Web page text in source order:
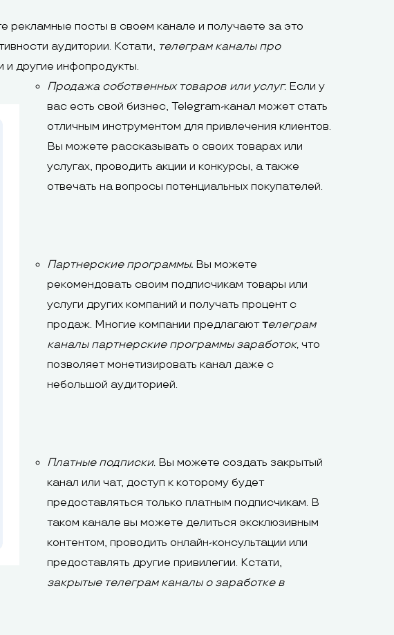
посты в своем канале и получаете за это
аудитории. Кстати, телеграм каналы про
и другие инфопродукты.
Продажа собственных товаров или услуг. Если у
вас есть свой бизнес, Telegram-канал может стать
отличным инструментом для привлечения клиентов.
Вы можете рассказывать о своих товарах или
услугах, проводить акции и конкурсы, а также
отвечать на вопросы потенциальных покупателей.
Партнерские программы. Вы можете
рекомендовать своим подписчикам товары или
услуги других компаний и получать процент с
продаж. Многие компании предлагаюттелеграм
каналы партнерские программы заработок, что
позволяет монетизировать канал даже с
небольшой аудиторией.
Платные подписки. Вы можете создать закрытый
канал или чат, доступ к которому будет
предоставляться только платным подписчикам. В
таком канале вы можете делиться эксклюзивным
контентом, проводить онлайн-консультации или
предоставлять другие привилегии. Кстати,
закрытые телеграм каналы о заработке в